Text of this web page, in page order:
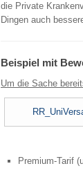
die Private
Dingen auch
Beispiel mit
Um die Sache
Premium-Tarif